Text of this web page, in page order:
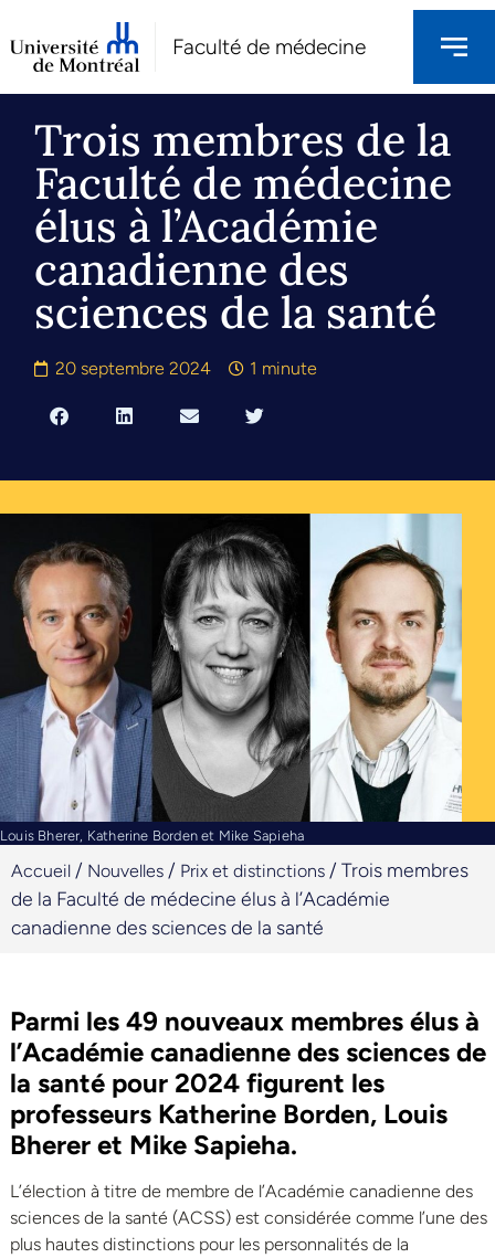
Faculté de médecine
Trois membres de la
Faculté de médecine
élus à l’Académie
canadienne des
sciences de la santé
20 septembre 2024 1 minute
Louis Bherer, Katherine Borden et Mike Sapieha
Accueil / Nouvelles / Prix et distinctions / Trois membres
de la Faculté de médecine élus à l’Académie
canadienne des sciences de la santé
Parmi les 49 nouveaux membres élus à
l’Académie canadienne des sciences de
la santé pour 2024 figurent les
professeurs Katherine Borden, Louis
Bherer et Mike Sapieha.
L’élection à titre de membre de l’Académie canadienne des
sciences de la santé (ACSS) est considérée comme l’une des
plus hautes distinctions pour les personnalités de la